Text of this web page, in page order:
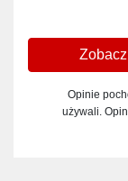
Opinie
używali.